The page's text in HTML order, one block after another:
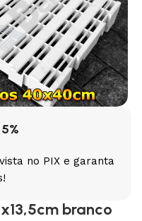
no PIX e garanta
branco